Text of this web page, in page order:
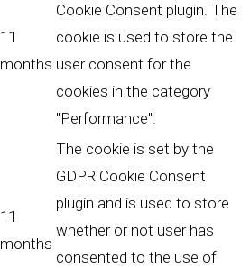
11
months
Cookie Consent plugin. The
cookie is used to store the
user consent for the
cookies in the category
"Performance".
11
months
The cookie is set by the
GDPR Cookie Consent
plugin and is used to store
whether or not user has
consented to the use of